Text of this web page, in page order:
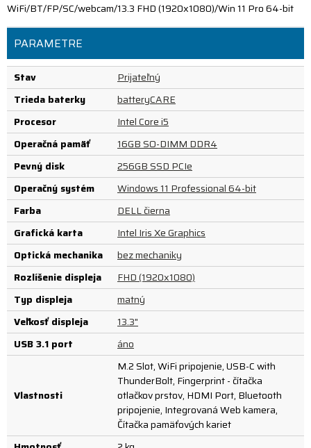
WiFi/BT/FP/SC/webcam/13.3 FHD (1920x1080)/Win 11 Pro 64-bit
PARAMETRE
Stav
Prijateľný
Trieda baterky
batteryCARE
Procesor
Intel Core i5
Operačná pamäť
16GB SO-DIMM DDR4
Pevný disk
256GB SSD PCIe
Operačný systém
Windows 11 Professional 64-bit
Farba
DELL čierna
Grafická karta
Intel Iris Xe Graphics
Optická mechanika
bez mechaniky
Rozlíšenie displeja
FHD (1920x1080)
Typ displeja
matný
Veľkosť displeja
13.3"
USB 3.1 port
áno
Vlastnosti
M.2 Slot, WiFi pripojenie, USB-C with
ThunderBolt, Fingerprint - čítačka
otlačkov prstov, HDMI Port, Bluetooth
pripojenie, Integrovaná Web kamera,
Čítačka pamäťových kariet